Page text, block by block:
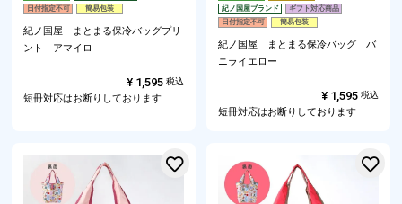
日付指定不可
簡易包装
紀ノ国屋 まとまる保冷バッグプリ
ント アマイロ
¥ 1,595 税込
短冊対応はお断りしております
紀ノ国屋ブランド
ギフト対応商品
日付指定不可
簡易包装
紀ノ国屋 まとまる保冷バッグ バ
ニライエロー
¥ 1,595 税込
短冊対応はお断りしております